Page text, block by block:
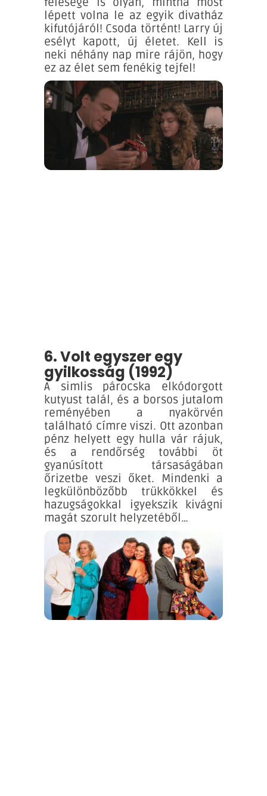
lépett volna le az egyik divatház
kifutójáról! Csoda történt! Larry új
esélyt kapott, új életet. Kell is
neki néhány nap mire rájön, hogy
ez az élet sem fenékig tejfel!
6. Volt egyszer egy
gyilkosság (1992)
A simlis párocska elkódorgott
kutyust talál, és a borsos jutalom
reményében a nyakörvén
található címre viszi. Ott azonban
pénz helyett egy hulla vár rájuk,
és a rendőrség további öt
gyanúsított társaságában
őrizetbe veszi őket. Mindenki a
legkülönbözőbb trükkökkel és
hazugságokkal igyekszik kivágni
magát szorult helyzetéből…